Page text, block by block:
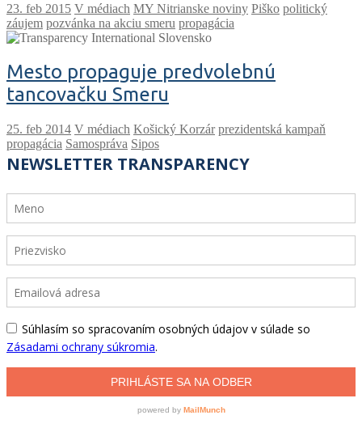
V médiach MY Nitrianske noviny Piško politický
záujem pozvánka na akciu smeru propagácia
Mesto propaguje predvolebnú
tancovačku Smeru
V médiach Košický Korzár prezidentská kampaň
propagácia Samospráva Sipos